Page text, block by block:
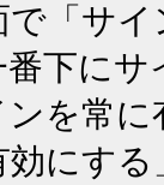
で「サ
下に
を常
にす